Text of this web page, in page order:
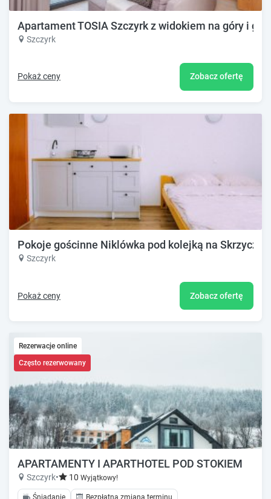
Apartament TOSIA Szczyrk z widokiem na góry i
Szczyrk
Pokaż ceny Zobacz ofertę
Pokoje gościnne Niklówka pod kolejką na Skrzyczne
Szczyrk
Pokaż ceny Zobacz ofertę
Rezerwacje online
Często rezerwowany
APARTAMENTY I APARTHOTEL POD STOKIEM
Szczyrk• 10 Wyjątkowy!